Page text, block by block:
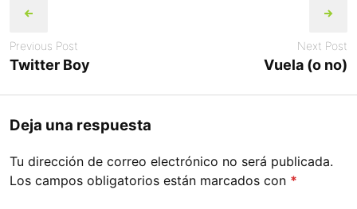
navigation
Previous Post
Twitter Boy
Next Post
Vuela (o no)
Deja una respuesta
Tu dirección de correo electrónico no será publicada.
Los campos obligatorios están marcados con *